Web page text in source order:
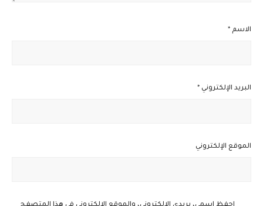
الاسم *
البريد الإلكتروني *
الموقع الإلكتروني